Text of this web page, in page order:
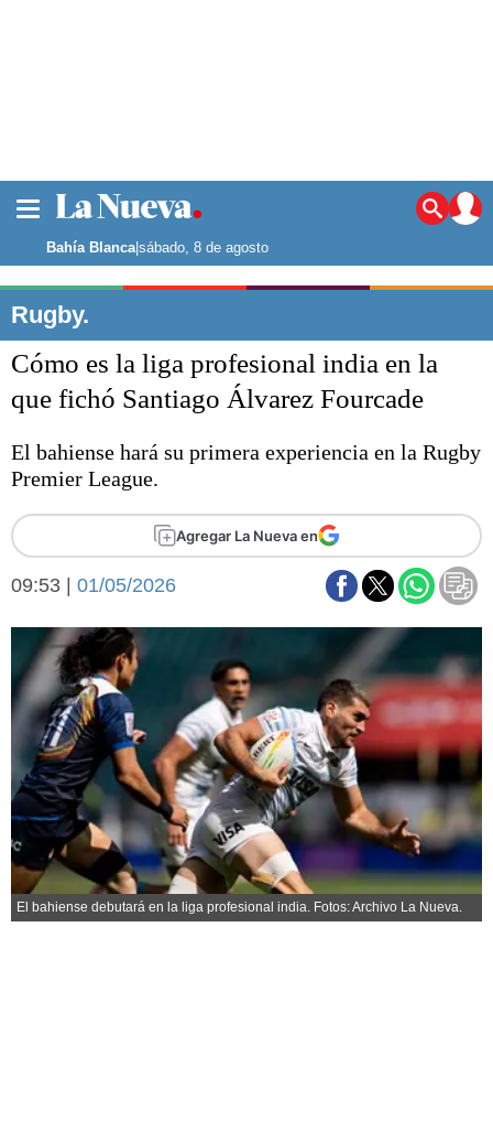
Noticias
La ciudad
Punta Alta
El mundo
Seguridad
Deportes
Escenario Olímpico
Fútbol
Cines
Economía y campo
Economía y finanzas
Con el campo
Espacio empresas
Sociedad y tiempo
libre
Sociedad
Tecnología
Turismo
Salud
Es viral
El tiempo
Bahía Blanca|sábado, 8 de agosto
Rugby.
Cómo es la liga profesional india en la
que fichó Santiago Álvarez Fourcade
El bahiense hará su primera experiencia en la Rugby
Premier League.
Agregar La Nueva en
09:53 | 01/05/2026
El bahiense debutará en la liga profesional india. Fotos: Archivo La Nueva.